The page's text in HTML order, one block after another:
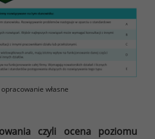
opracowanie własne
czyli ocena poziomu